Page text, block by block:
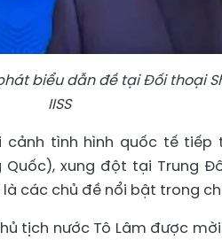
biểu dẫn đề tại Đối thoại
IISS
tình hình quốc tế tiếp
xung đột tại Trung
các chủ đề nổi bật trong
tịch nước Tô Lâm được